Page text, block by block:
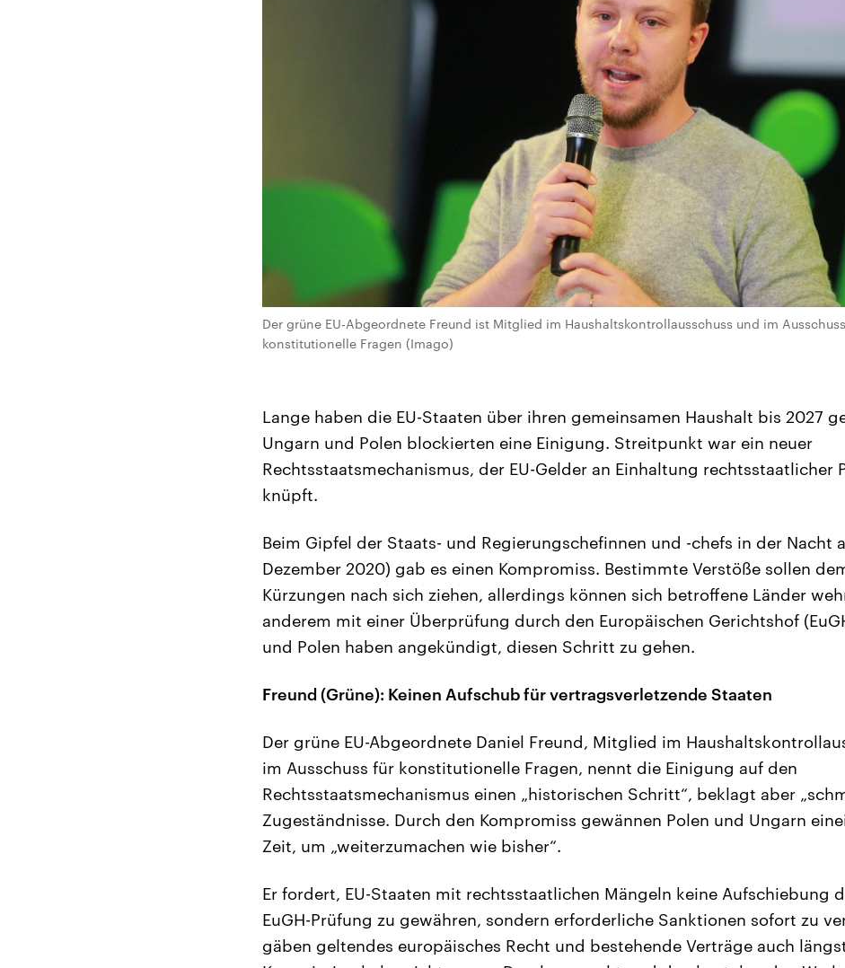
Der grüne EU-Abgeordnete Freund ist Mitglied im Haushaltskontrollausschuss und im
konstitutionelle Fragen (Imago)
Lange haben die EU-Staaten über ihren gemeinsamen Haushalt bis 2027
Ungarn und Polen blockierten eine Einigung. Streitpunkt war ein neuer
Rechtsstaatsmechanismus, der EU-Gelder an Einhaltung rechtsstaatlicher
knüpft.
Beim Gipfel der Staats- und Regierungschefinnen und -chefs in der Nacht
Dezember 2020) gab es einen Kompromiss. Bestimmte Verstöße sollen
Kürzungen nach sich ziehen, allerdings können sich betroffene Länder
anderem mit einer Überprüfung durch den Europäischen Gerichtshof
und Polen haben angekündigt, diesen Schritt zu gehen.
Freund (Grüne): Keinen Aufschub für vertragsverletzende Staaten
Der grüne EU-Abgeordnete Daniel Freund, Mitglied im
im Ausschuss für konstitutionelle Fragen, nennt die Einigung auf den
Rechtsstaatsmechanismus einen „historischen Schritt“, beklagt aber
Zugeständnisse. Durch den Kompromiss gewännen Polen und Ungarn
Zeit, um „weiterzumachen wie bisher“.
Er fordert, EU-Staaten mit rechtsstaatlichen Mängeln keine Aufschiebung
EuGH-Prüfung zu gewähren, sondern erforderliche Sanktionen sofort zu
gäben geltendes europäisches Recht und bestehende Verträge auch